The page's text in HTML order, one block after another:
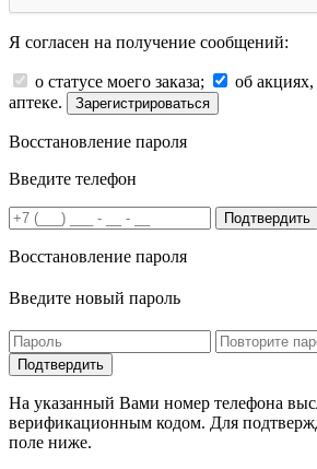
Я согласен на получение сообщений:
о статусе моего заказа;
об
аптеке.
Зарегистрироваться
Восстановление пароля
Введите телефон
Подтвердить
Восстановление пароля
Введите новый пароль
На указанный Вами номер телефона
верификационным кодом. Для
поле ниже.